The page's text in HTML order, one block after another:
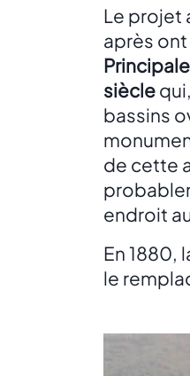
Le projet
après
siècle
bassins
de cette
endroit
En 1880,
le